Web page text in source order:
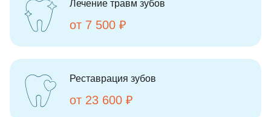
Лечение травм зубов
от 7 500 ₽
Реставрация зубов
от 23 600 ₽